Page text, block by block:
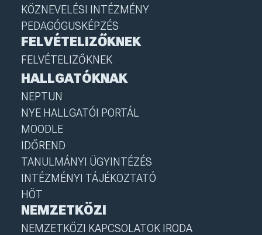
KÖZNEVELÉSI INTÉZMÉNY
PEDAGÓGUSKÉPZÉS
FELVÉTELIZŐKNEK
FELVÉTELIZŐKNEK
HALLGATÓKNAK
NEPTUN
NYE HALLGATÓI PORTÁL
MOODLE
IDŐREND
TANULMÁNYI ÜGYINTÉZÉS
INTÉZMÉNYI TÁJÉKOZTATÓ
HÖT
NEMZETKÖZI
NEMZETKÖZI KAPCSOLATOK IRODA